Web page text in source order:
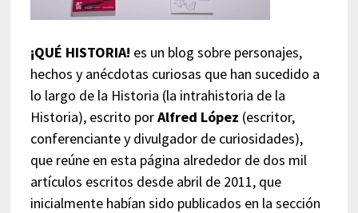
¡QUÉ HISTORIA! es un blog sobre personajes,
hechos y anécdotas curiosas que han sucedido a
lo largo de la Historia (la intrahistoria de la
Historia), escrito porAlfred López (escritor,
conferenciante y divulgador de curiosidades),
que reúne en esta página alrededor de dos mil
artículos escritos desde abril de 2011, que
inicialmente habían sido publicados en la sección